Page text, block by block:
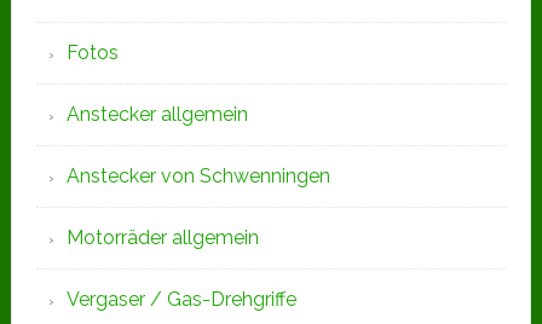
Fotos
Anstecker allgemein
Anstecker von Schwenningen
Motorräder allgemein
Vergaser / Gas-Drehgriffe